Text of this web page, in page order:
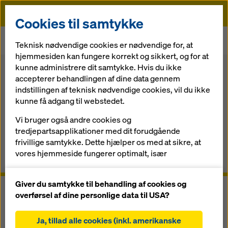
Doka
Systemkomponenter
Elementstøtte tilbehør
Tilbage til oversigten Webshop
Elementstøtte tilbehør
De afprøvede støtter til justering og fastlåsning af Doka
forskallingssystemer
Overblik
Cookies til samtykke
Teknisk nødvendige cookies er nødvendige for, at
hjemmesiden kan fungere korrekt og sikkert, og for at
kunne administrere dit samtykke. Hvis du ikke
accepterer behandlingen af dine data gennem
indstillingen af teknisk nødvendige cookies, vil du ikke
kunne få adgang til webstedet.
Vi bruger også andre cookies og
tredjepartsapplikationer med dit forudgående
frivillige samtykke. Dette hjælper os med at sikre, at
vores hjemmeside fungerer optimalt, især
hjemmeside (funktionelle og statistiske cookies),
at lette en problemfri købsproces, når du bruger
cookies),
Giver du samtykke til behandling af cookies og
overførsel af dine personlige data til USA?
Ja, tillad alle cookies (inkl. amerikanske